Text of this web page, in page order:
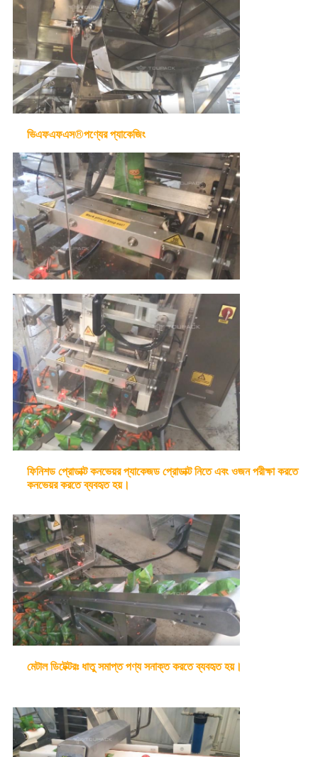
ভিএফএফএস®পণ্যের প্যাকেজিং
ফিনিশড প্রোডাক্ট কনভেয়র প্যাকেজড প্রোডাক্ট নিতে এবং ওজন পরীক্ষা করতে
কনভেয়র করতে ব্যবহৃত হয়।
মেটাল ডিটেক্টরঃ ধাতু সমাপ্ত পণ্য সনাক্ত করতে ব্যবহৃত হয়।